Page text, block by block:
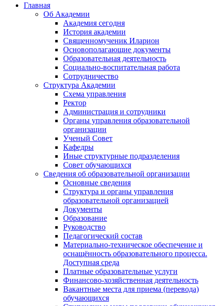
Главная
Об Академии
Академия сегодня
История академии
Священномученик Иларион
Основополагающие документы
Образовательная деятельность
Социально-воспитательная работа
Сотрудничество
Структура Академии
Схема управления
Ректор
Администрация и сотрудники
Органы управления образовательной
организации
Ученый Совет
Кафедры
Иные структурные подразделения
Совет обучающихся
Сведения об образовательной организации
Основные сведения
Структура и органы управления
образовательной организацией
Документы
Образование
Руководство
Педагогический состав
Материально-техническое обеспечение и
оснащённость образовательного процесса.
Доступная среда
Платные образовательные услуги
Финансово-хозяйственная деятельность
Вакантные места для приема (перевода)
обучающихся